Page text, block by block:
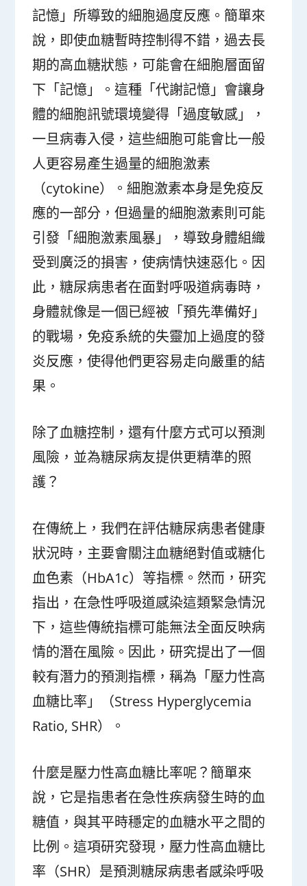
記憶」所導致的細胞過度反應。簡單來
說，即使血糖暫時控制得不錯，過去長
期的高血糖狀態，可能會在細胞層面留
下「記憶」。這種「代謝記憶」會讓身
體的細胞訊號環境變得「過度敏感」，
一旦病毒入侵，這些細胞可能會比一般
人更容易產生過量的細胞激素
（cytokine）。細胞激素本身是免疫反
應的一部分，但過量的細胞激素則可能
引發「細胞激素風暴」，導致身體組織
受到廣泛的損害，使病情快速惡化。因
此，糖尿病患者在面對呼吸道病毒時，
身體就像是一個已經被「預先準備好」
的戰場，免疫系統的失靈加上過度的發
炎反應，使得他們更容易走向嚴重的結
果。
除了血糖控制，還有什麼方式可以預測
風險，並為糖尿病友提供更精準的照
護？
在傳統上，我們在評估糖尿病患者健康
狀況時，主要會關注血糖絕對值或糖化
血色素（HbA1c）等指標。然而，研究
指出，在急性呼吸道感染這類緊急情況
下，這些傳統指標可能無法全面反映病
情的潛在風險。因此，研究提出了一個
較有潛力的預測指標，稱為「壓力性高
血糖比率」（Stress Hyperglycemia
Ratio, SHR）。
什麼是壓力性高血糖比率呢？簡單來
說，它是指患者在急性疾病發生時的血
糖值，與其平時穩定的血糖水平之間的
比例。這項研究發現，壓力性高血糖比
率（SHR）是預測糖尿病患者感染呼吸